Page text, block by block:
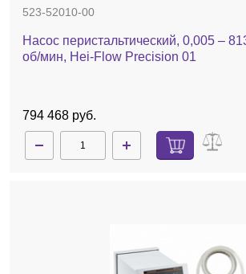
523-52010-00
Насос перистальтический, 0,005 –
об/мин, Hei-Flow Precision 01
794 468 руб.